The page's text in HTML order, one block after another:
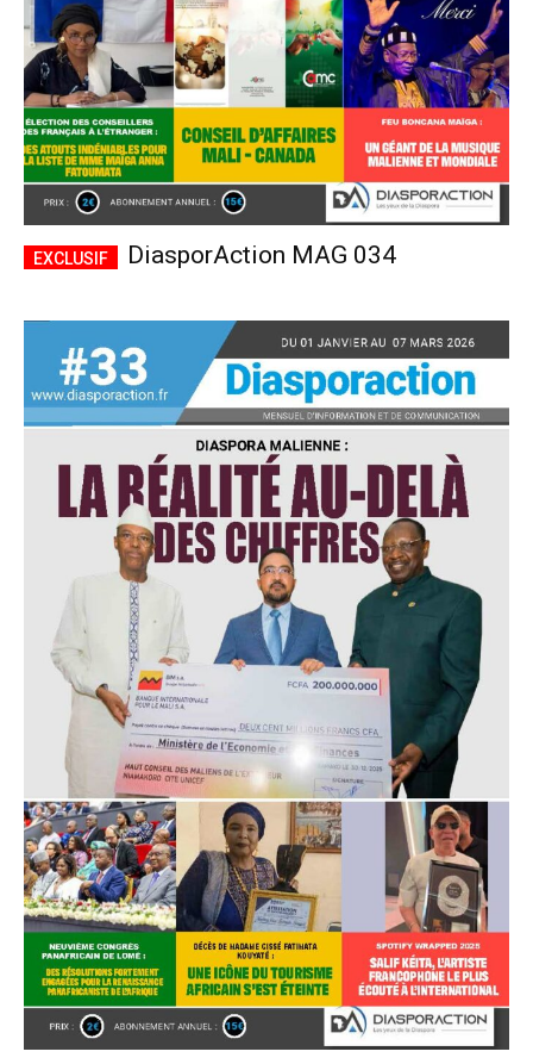
DiasporAction MAG 034